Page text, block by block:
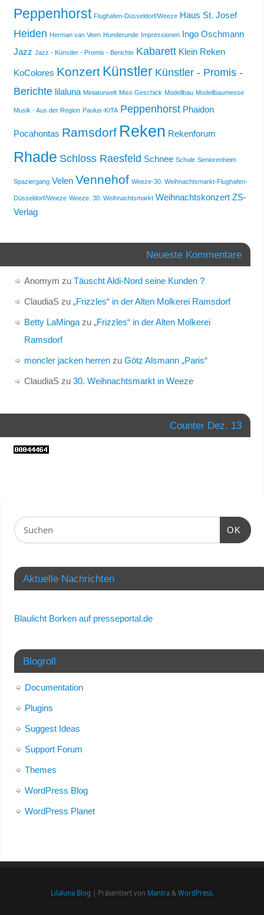
Peppenhorst Flughafen-Düsseldorf/Weeze Haus St. Josef
Heiden Herman van Veen Hunderunde Impressionen Ingo Oschmann
Jazz Jazz - Künstler - Promis - Berichte Kabarett Klein Reken
KoColores Konzert Künstler Künstler - Promis -
Berichte lilaluna Miniaturwelt Miss Geschick Modellbau Modellbaumesse
Musik - Aus der Region Paulus-KITA Peppenhorst Phaidon
Pocahontas Ramsdorf Reken Rekenforum
Rhade Schloss Raesfeld Schnee Schule Seniorenheim
Spaziergang Velen Vennehof Weeze-30. Weihnachtsmarkt-Flughafen-
Düsseldorf/Weeze Weeze. 30. Weihnachtsmarkt Weihnachtskonzert ZS-
Verlag
Neueste Kommentare
Anomym zu Täuscht Aldi-Nord seine Kunden ?
ClaudiaSzu „Frizzles“ in der Alten Molkerei Ramsdorf
Betty LaMingazu „Frizzles“ in der Alten Molkerei
Ramsdorf
moncler jacken herrenzu Götz Alsmann „Paris“
ClaudiaSzu 30. Weihnachtsmarkt in Weeze
Counter Dez. 13
OK
Aktuelle Nachrichten
Blaulicht Borken auf presseportal.de
Blogroll
Documentation
Plugins
Suggest Ideas
Support Forum
Themes
WordPress Blog
WordPress Planet
Lilaluna Blog | Präsentiert von Mantra& WordPress.